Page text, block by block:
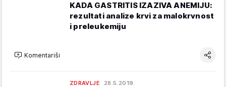
KADA GASTRITIS IZAZIVA ANEMIJU:
rezultati analize krvi za malokrvnost
i preleukemiju
Komentariši
ZDRAVLJE 28.5.2019.